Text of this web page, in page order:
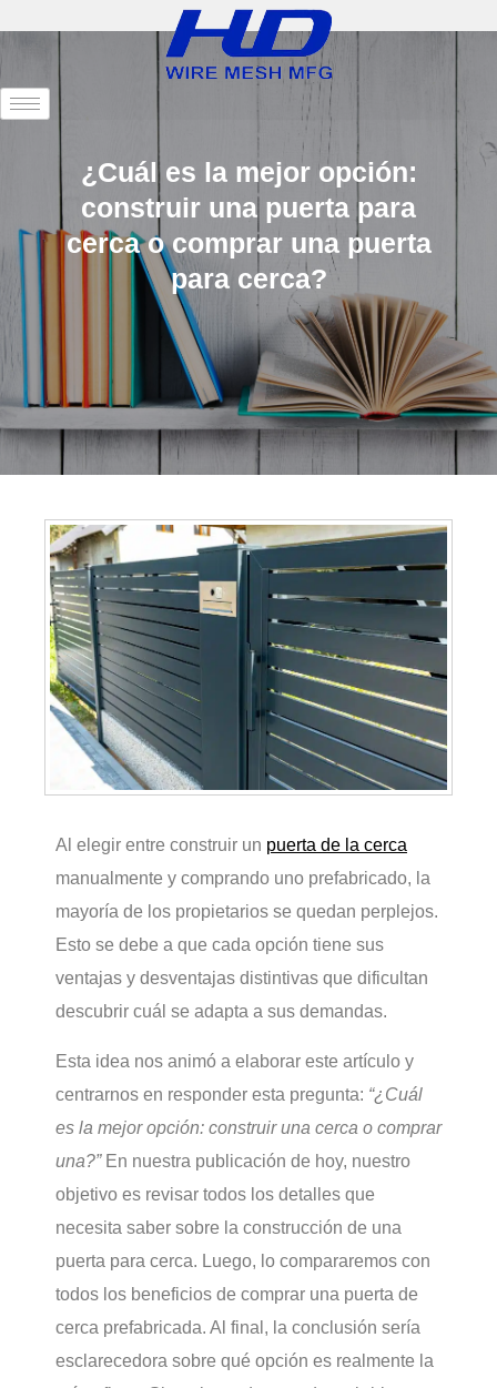
¿Cuál es la mejor opción:
construir una puerta para
cerca o comprar una puerta
para cerca?
Al elegir entre construir un puerta de la cerca
manualmente y comprando uno prefabricado, la
mayoría de los propietarios se quedan perplejos.
Esto se debe a que cada opción tiene sus
ventajas y desventajas distintivas que dificultan
descubrir cuál se adapta a sus demandas.
Esta idea nos animó a elaborar este artículo y
centrarnos en responder esta pregunta: “¿Cuál
es la mejor opción: construir una cerca o comprar
una?”En nuestra publicación de hoy, nuestro
objetivo es revisar todos los detalles que
necesita saber sobre la construcción de una
puerta para cerca. Luego, lo compararemos con
todos los beneficios de comprar una puerta de
cerca prefabricada. Al final, la conclusión sería
esclarecedora sobre qué opción es realmente la